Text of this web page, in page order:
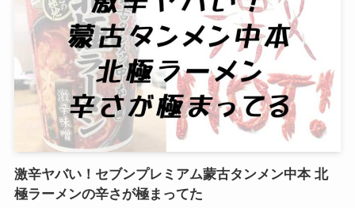
激辛ヤバい！セブンプレミアム蒙古タンメン中本 北
極ラーメンの辛さが極まってた